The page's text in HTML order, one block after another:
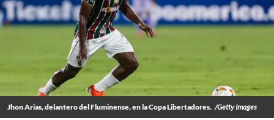
Jhon Arias, delantero del Fluminense, en la Copa Libertadores. /Getty Images